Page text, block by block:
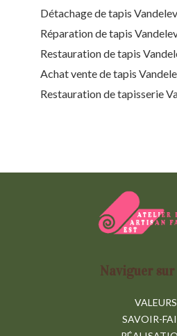
Détachage de tapis
Réparation de tapis
Restauration de tapis
Achat vente de tapis
Restauration de tapisserie
Naviguer
VALEURS
SAVOIR-